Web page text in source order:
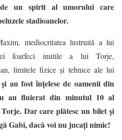
de un spirit al umorului care
stadioanelor.
mediocritatea lustruită a lui
foarfeci inutile a lui Torje,
limitele fizice şi tehnice ale lui
au fost înţelese de oamenii din
au fluierat din minutul 10 al
Dar care plătesc un bilet şi
Gabi, dacă voi nu jucaţi nimic!